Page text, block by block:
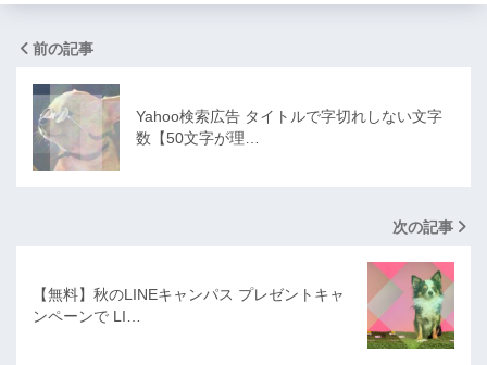
前の記事
Yahoo検索広告 タイトルで字切れしない文字
数【50文字が理…
次の記事
【無料】秋のLINEキャンパス プレゼントキャ
ンペーンで LI…